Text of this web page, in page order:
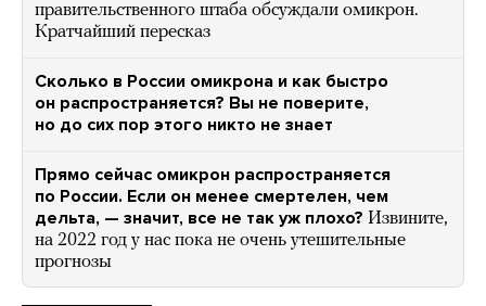
правительственного штаба обсуждали омикрон.
Кратчайший пересказ
Сколько в России омикрона и как быстро
он распространяется? Вы не поверите,
но до сих пор этого никто не знает
Прямо сейчас омикрон распространяется
по России. Если он менее смертелен, чем
дельта, — значит, все не так уж плохо? Извините,
на 2022 год у нас пока не очень утешительные
прогнозы